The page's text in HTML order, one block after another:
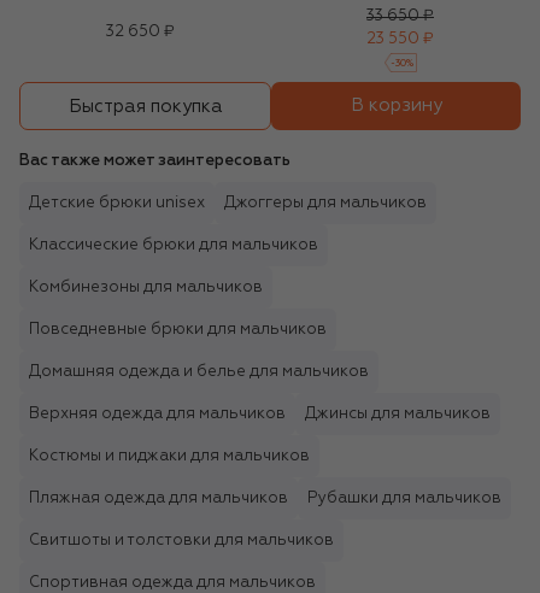
32 650 ₽
33 650 ₽
23 550 ₽
-30%
Быстрая покупка В корзину
Вас также может заинтересовать
Детские брюки unisex Джоггеры для мальчиков
Классические брюки для мальчиков
Комбинезоны для мальчиков
Повседневные брюки для мальчиков
Домашняя одежда и белье для мальчиков
Верхняя одежда для мальчиков Джинсы для мальчиков
Костюмы и пиджаки для мальчиков
Пляжная одежда для мальчиков Рубашки для мальчиков
Свитшоты и толстовки для мальчиков
Спортивная одежда для мальчиков